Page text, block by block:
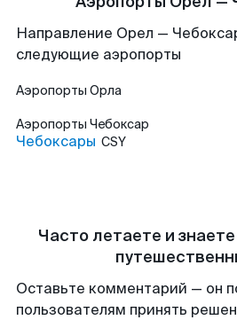
Направление Орел —
следующие аэропорты
Аэропорты Орла
Аэропорты Чебоксар
Чебоксары CSY
Часто летаете и
Оставьте комментарий — он
пользователям принять